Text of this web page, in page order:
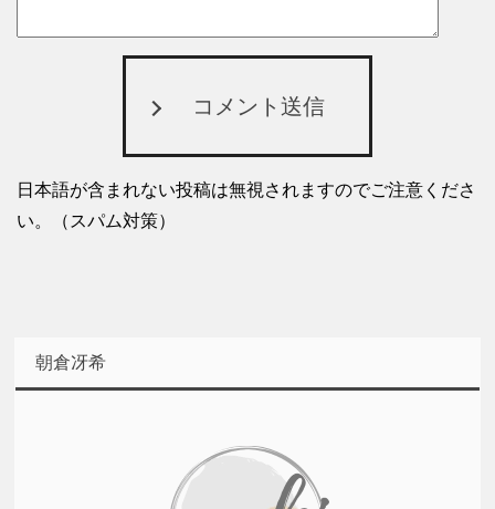
コメント送信
日本語が含まれない投稿は無視されますのでご注意くださ
い。（スパム対策）
朝倉冴希